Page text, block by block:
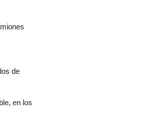
de
en los